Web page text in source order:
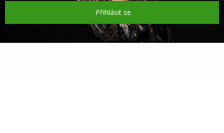
Přihlásit se